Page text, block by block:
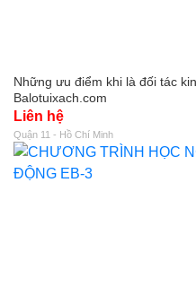
Những ưu điểm khi là đối tác
Balotuixach.com
Liên hệ
Quận 11 - Hồ Chí Minh